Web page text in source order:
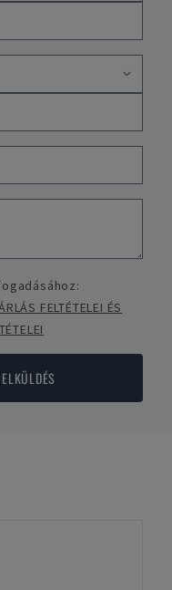
FELTÉTELEI ÉS
ELKÜLDÉS